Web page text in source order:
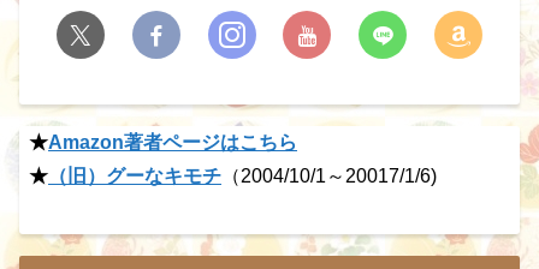
★Amazon著者ページはこちら
★ （旧）グーなキモチ （2004/10/1～20017/1/6)